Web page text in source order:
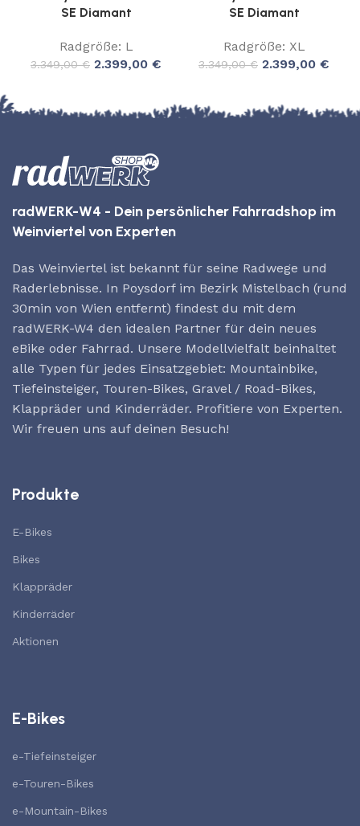
SE Diamant
Radgröße: L
3.349,00€ 2.399,00 €
SE Diamant
Radgröße: XL
3.349,00€ 2.399,00 €
radWERK-W4 - Dein persönlicher Fahrradshop im
Weinviertel von Experten
Das Weinviertel ist bekannt für seine Radwege und
Raderlebnisse. In Poysdorf im Bezirk Mistelbach (rund
30min von Wien entfernt) findest du mit dem
radWERK-W4 den idealen Partner für dein neues
eBike oder Fahrrad. Unsere Modellvielfalt beinhaltet
alle Typen für jedes Einsatzgebiet: Mountainbike,
Tiefeinsteiger, Touren-Bikes, Gravel / Road-Bikes,
Klappräder und Kinderräder. Profitiere von Experten.
Wir freuen uns auf deinen Besuch!
Produkte
E-Bikes
Bikes
Klappräder
Kinderräder
Aktionen
E-Bikes
e-Tiefeinsteiger
e-Touren-Bikes
e-Mountain-Bikes